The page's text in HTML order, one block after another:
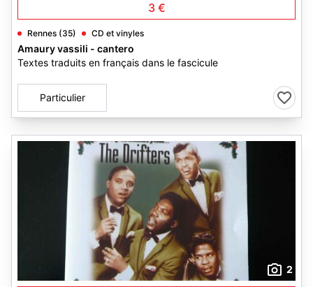
3 €
Rennes (35) CD et vinyles
Amaury vassili - cantero
Textes traduits en français dans le fascicule
Particulier
2